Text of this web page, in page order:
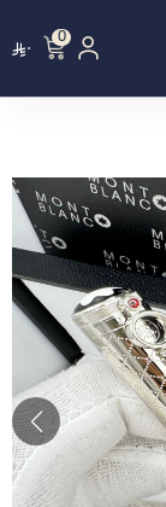
0 ٠